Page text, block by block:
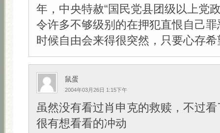
年，中央特赦“国民党县团级以上党
令许多不够级别的在押犯直恨自己
时候自由会来得很突然，只要心存
鼠蛋
2004年03月26日 1:15下午
虽然没有看过肖申克的救赎，不过
很有想看看的冲动